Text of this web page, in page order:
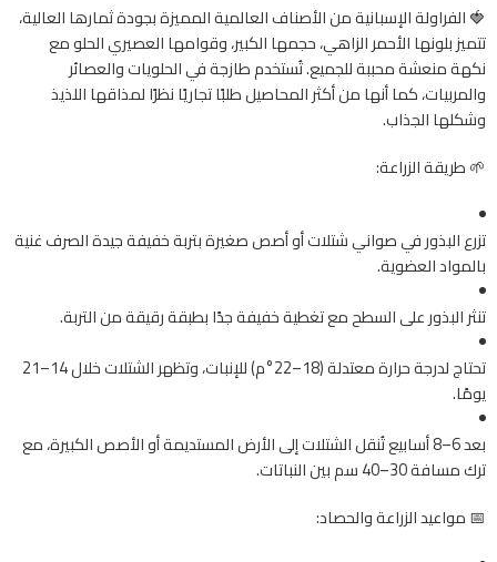
🍓 الفراولة الإسبانية من الأصناف العالمية المميزة بجودة ثمارها العالية،
تتميز بلونها الأحمر الزاهي، حجمها الكبير، وقوامها العصيري الحلو مع
نكهة منعشة محببة للجميع. تُستخدم طازجة في الحلويات والعصائر
والمربيات، كما أنها من أكثر المحاصيل طلبًا تجاريًا نظرًا لمذاقها اللذيذ
وشكلها الجذاب.
🌱 طريقة الزراعة:
تزرع البذور في صواني شتلات أو أصص صغيرة بتربة خفيفة جيدة الصرف غنية
بالمواد العضوية.
تنثر البذور على السطح مع تغطية خفيفة جدًا بطبقة رقيقة من التربة.
تحتاج لدرجة حرارة معتدلة (18–22°م) للإنبات، وتظهر الشتلات خلال 14–21
يومًا.
بعد 6–8 أسابيع تُنقل الشتلات إلى الأرض المستديمة أو الأصص الكبيرة، مع
ترك مسافة 30–40 سم بين النباتات.
📅 مواعيد الزراعة والحصاد: